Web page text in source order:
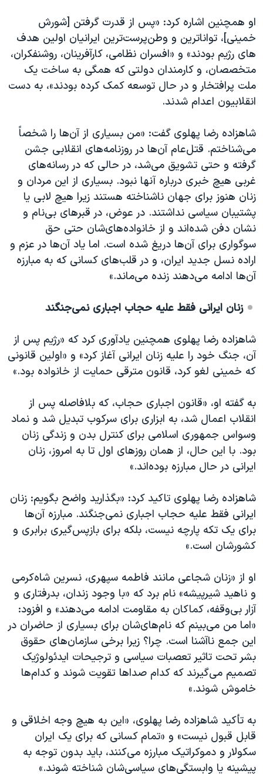
او همچنین اشاره کرد: «پس از قدرت گرفتن [شورش
خمینی]، تواناترین و وطن‌پرست‌ترین ایرانیان اولین هدف​
‌های رژیم بودند» و «افسران نظامی، کارآفرینان، روشنفکران،
متخصصان، و کارمندان دولتی که همگی به ساخت یک
ملت پرافتخار و در حال توسعه کمک کرده بودند»، به دست
انقلابیون اعدام شدند.
شاهزاده رضا پهلوی گفت: «من بسیاری از آن‌ها را شخصاً
می‌شناختم. قتل‌عام آن‌ها در روزنامه‌های انقلابی جشن
گرفته و حتی تشویق می‌شد، در حالی که در رسانه‌های
غربی هیچ خبری درباره آن​ها نبود. بسیاری از این مردان و
زنان هنوز برای جهان ناشناخته هستند زیرا هیچ لابی یا
پشتیبان‌ سیاسی نداشتند. در عوض، در قبرهای بی‌نام و
نشان دفن شده‌اند و از خانواده‌های‌شان حتی حق
سوگواری برای آن‌ها دریغ شده است. اما یاد آن‌ها در عزم و
اراده نسل جدید ایران، و در قلب‌های کسانی که به مبارزه
آن‌ها ادامه می‌دهند زنده می‌ماند.»
زنان ایرانی فقط علیه حجاب اجباری نمی‌جنگند
شاهزاده رضا پهلوی همچنین یادآوری کرد که «رژیم پس از
آن، جنگ خود را علیه زنان ایرانی آغاز کرد» و «اولین قانونی
که خمینی لغو کرد، قانون مترقی حمایت از خانواده بود.»
به گفته او، «قانون اجباری حجاب، که بلافاصله پس از
انقلاب اعمال شد، به ابزاری برای سرکوب تبدیل شد و نماد
وسواس جمهوری اسلامی برای کنترل بدن و زندگی زنان
بود. با این حال، از همان روزهای اول تا به امروز، زنان
ایرانی در حال مبارزه بوده‌اند.»
شاهزاده رضا پهلوی تاکید کرد: «بگذارید واضح بگویم: زنان
ایرانی فقط علیه حجاب اجباری نمی‌جنگند. مبارزه آن‌ها
برای یک تکه پارچه نیست، بلکه برای بازپس‌گیری برابری و
کشورشان است.»
او از «زنان شجاعی مانند فاطمه سپهری، نسرین شاه‌کرمی
و ناهید شیرپیشه» نام برد که «با وجود زندان، بدرفتاری و
آزار بی‌وقفه، کماکان به مقاومت ادامه می‌دهند» و افزود:
«اما من می‌بینم که نام‌های‌شان برای بسیاری از حاضران در
این جمع ناآشنا است. چرا؟ زیرا برخی سازمان‌های حقوق
بشر تحت تاثیر تعصبات سیاسی و ترجیحات ایدئولوژیک
تصمیم می‌گیرند که کدام صداها تقویت شوند و کدام‌ها
خاموش شوند.»
به تأکید شاهزاده رضا پهلوی، «این به هیچ وجه اخلاقی و
قابل قبول نیست» و «تمام کسانی که برای یک ایران
سکولار و دموکراتیک مبارزه می‌کنند، باید بدون توجه به
پیشینه یا وابستگی‌های سیاسی‌شان شناخته شوند.»